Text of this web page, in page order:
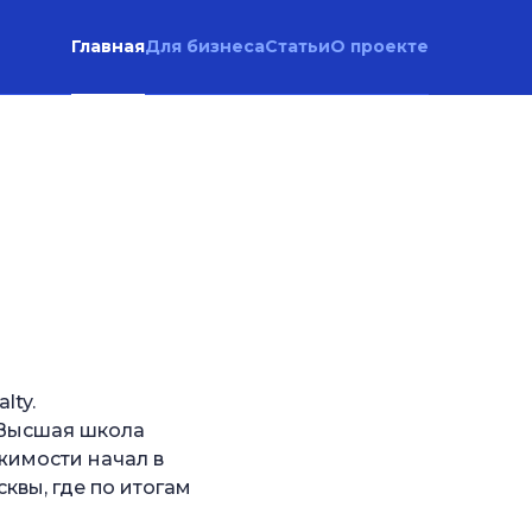
ГлавнаяДля бизнесаСтатьиО проекте
школа
начал в
где по итогам